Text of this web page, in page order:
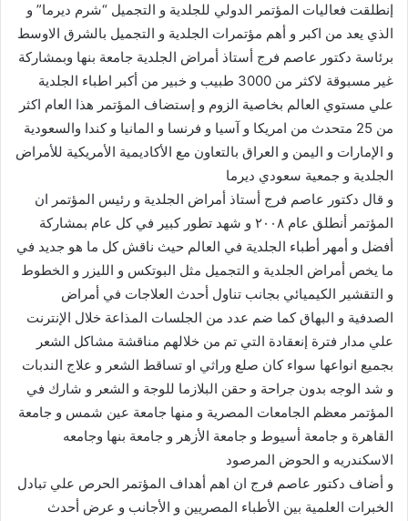
إنطلقت فعاليات المؤتمر الدولي للجلدية و التجميل “شرم ديرما” و
الذي يعد من اكبر و أهم مؤتمرات الجلدية و التجميل بالشرق الاوسط
برئاسة دكتور عاصم فرج أستاذ أمراض الجلدية جامعة بنها وبمشاركة
غير مسبوقة لاكثر من 3000 طبيب و خبير من أكبر اطباء الجلدية
علي مستوي العالم بخاصية الزوم و إستضاف المؤتمر هذا العام اكثر
من 25 متحدث من امريكا و آسيا و فرنسا و المانيا و كندا والسعودية
و الإمارات و اليمن و العراق بالتعاون مع الأكاديمية الأمريكية للأمراض
الجلدية و جمعية سعودي ديرما
و قال دكتور عاصم فرج أستاذ أمراض الجلدية و رئيس المؤتمر ان
المؤتمر أنطلق عام ٢٠٠٨ و شهد تطور كبير في كل عام بمشاركة
أفضل و أمهر أطباء الجلدية في العالم حيث ناقش كل ما هو جديد في
ما يخص أمراض الجلدية و التجميل مثل البوتكس و الليزر و الخطوط
و التقشير الكيميائي بجانب تناول أحدث العلاجات في أمراض
الصدفية و البهاق كما ضم عدد من الجلسات المذاعة خلال الإنترنت
علي مدار فترة إنعقادة التي تم من خلالهم مناقشة مشاكل الشعر
بجميع انواعها سواء كان صلع وراثي او تساقط الشعر و علاج الندبات
و شد الوجه بدون جراحة و حقن البلازما للوجة و الشعر و شارك في
المؤتمر معظم الجامعات المصرية و منها جامعة عين شمس و جامعة
القاهرة و جامعة أسيوط و جامعة الأزهر و جامعة بنها وجامعه
الاسكندريه و الحوض المرصود
و أضاف دكتور عاصم فرج ان اهم أهداف المؤتمر الحرص علي تبادل
الخبرات العلمية بين الأطباء المصريين و الأجانب و عرض أحدث